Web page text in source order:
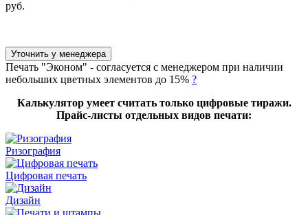
руб.
Уточнить у менеджера
Печать "Эконом" - согласуется с менеджером при наличии
небольших цветных элементов до 15% ?
Калькулятор умеет считать только цифровые тиражи.
Прайс-листы отдельных видов печати:
Ризография
Цифровая печать
Дизайн